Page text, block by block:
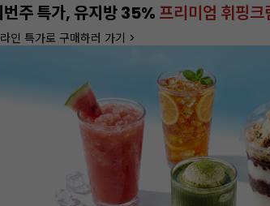
기배송서비스 OPEN
추가 할인 혜택도 챙기세요!